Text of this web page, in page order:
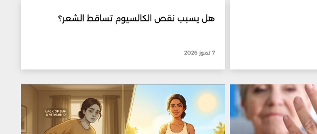
هل يسبب نقص الكالسيوم تساقط الشعر؟
7 تموز 2026